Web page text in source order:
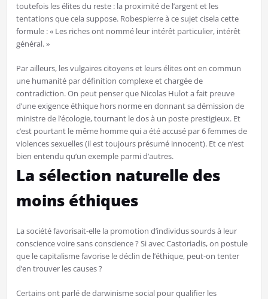
toutefois les élites du reste : la proximité de l’argent et les
tentations que cela suppose. Robespierre à ce sujet cisela cette
formule : « Les riches ont nommé leur intérêt particulier, intérêt
général. »
Par ailleurs, les vulgaires citoyens et leurs élites ont en commun
une humanité par définition complexe et chargée de
contradiction. On peut penser que Nicolas Hulot a fait preuve
d’une exigence éthique hors norme en donnant sa démission de
ministre de l’écologie, tournant le dos à un poste prestigieux. Et
c’est pourtant le même homme qui a été accusé par 6 femmes de
violences sexuelles (il est toujours présumé innocent). Et ce n’est
bien entendu qu’un exemple parmi d’autres.
La sélection naturelle des
moins éthiques
La société favorisait-elle la promotion d’individus sourds à leur
conscience voire sans conscience ? Si avec Castoriadis, on postule
que le capitalisme favorise le déclin de l’éthique, peut-on tenter
d’en trouver les causes ?
Certains ont parlé de darwinisme social pour qualifier les